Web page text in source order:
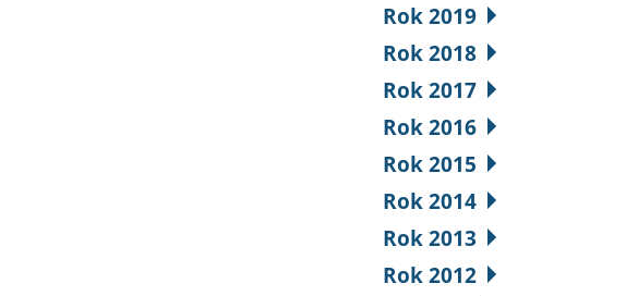
Rok 2019
Rok 2018
Rok 2017
Rok 2016
Rok 2015
Rok 2014
Rok 2013
Rok 2012